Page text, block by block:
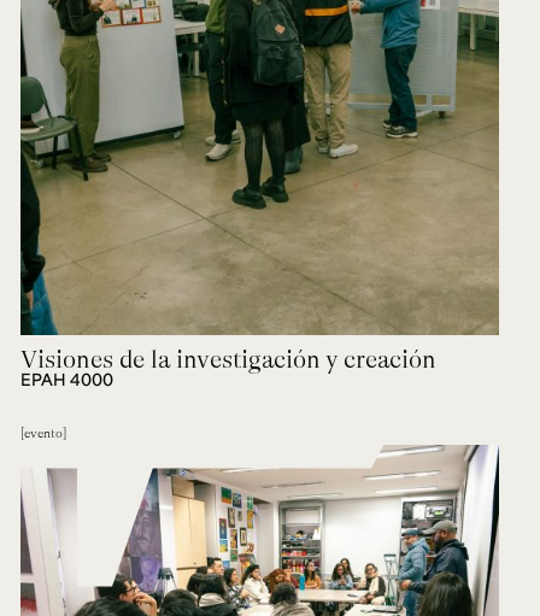
Visiones de la investigación y creación
EPAH 4000
evento